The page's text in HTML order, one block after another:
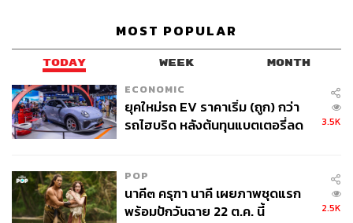
MOST POPULAR
TODAY WEEK MONTH
ECONOMIC
ยุคใหม่รถ EV ราคาเริ่ม (ถูก) กว่า
รถไฮบริด หลังต้นทุนแบตเตอรี่ลด
3.5K
POP
นาคี๓ ครุฑา นาคี เผยภาพชุดแรก
พร้อมปักวันฉาย 22 ต.ค. นี้
2.5K